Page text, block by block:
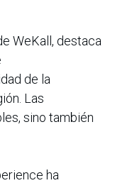
WeKall, destaca
de la
Las
sino también
ha